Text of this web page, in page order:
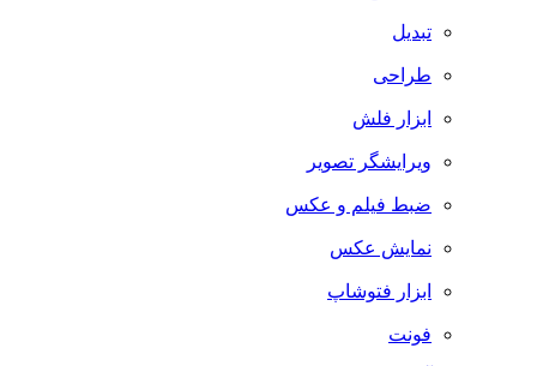
تبدیل
طراحی
ابزار فلش
ویرایشگر تصویر
ضبط فيلم و عكس
نمایش عکس
ابزار فتوشاپ
فونت